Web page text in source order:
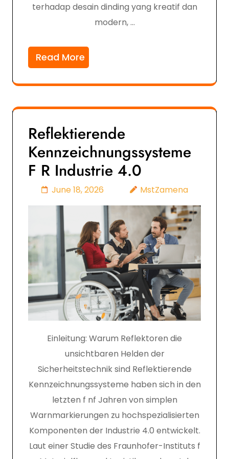
terhadap desain dinding yang kreatif dan
modern, …
Read More
Reflektierende
Kennzeichnungssysteme
F R Industrie 4.0
June 18, 2026 MstZamena
Einleitung: Warum Reflektoren die
unsichtbaren Helden der
Sicherheitstechnik sind Reflektierende
Kennzeichnungssysteme haben sich in den
letzten f nf Jahren von simplen
Warnmarkierungen zu hochspezialisierten
Komponenten der Industrie 4.0 entwickelt.
Laut einer Studie des Fraunhofer-Instituts f